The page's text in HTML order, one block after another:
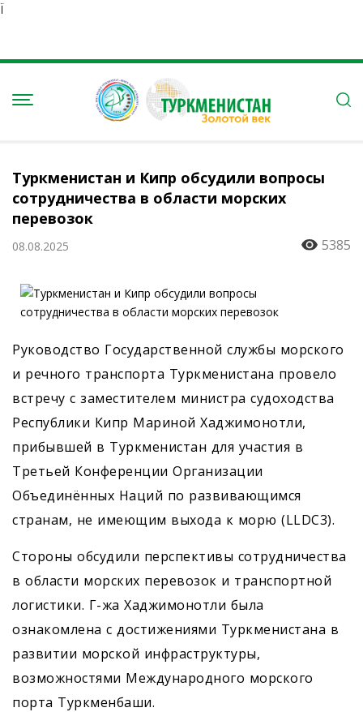
Ï
Туркменистан и Кипр обсудили вопросы
сотрудничества в области морских
перевозок
08.08.2025 5385
Руководство Государственной службы морского
и речного транспорта Туркменистана провело
встречу с заместителем министра судоходства
Республики Кипр Мариной Хаджимонотли,
прибывшей в Туркменистан для участия в
Третьей Конференции Организации
Объединённых Наций по развивающимся
странам, не имеющим выхода к морю (LLDC3).
Стороны обсудили перспективы сотрудничества
в области морских перевозок и транспортной
логистики. Г-жа Хаджимонотли была
ознакомлена с достижениями Туркменистана в
развитии морской инфраструктуры,
возможностями Международного морского
порта Туркменбаши.